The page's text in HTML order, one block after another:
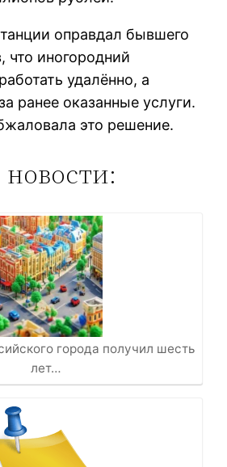
оправдал бывшего
что иногородний
удалённо, а
ранее оказанные услуги.
это решение.
города получил шесть
лет…